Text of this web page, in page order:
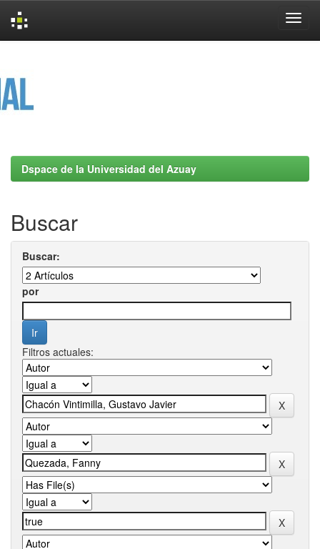
Dspace de la Universidad del Azuay
Buscar
Buscar:
por
Filtros actuales: